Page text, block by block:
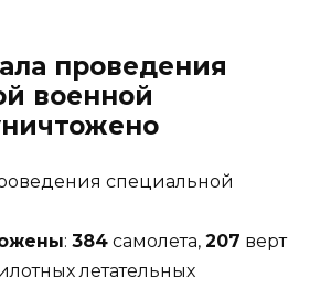
проведения
военной
специальной
: 384 самолета, 207 верт
летательных